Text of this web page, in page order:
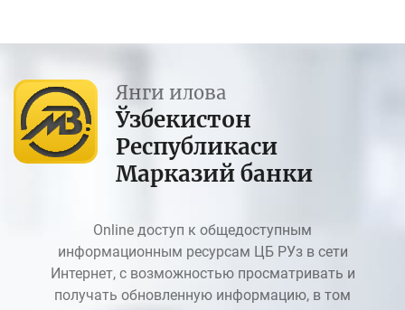
Янги илова
Ўзбекистон
Республикаси
Марказий банки
Online доступ к общедоступным
информационным ресурсам ЦБ РУз в сети
Интернет, с возможностью просматривать и
получать обновленную информацию, в том